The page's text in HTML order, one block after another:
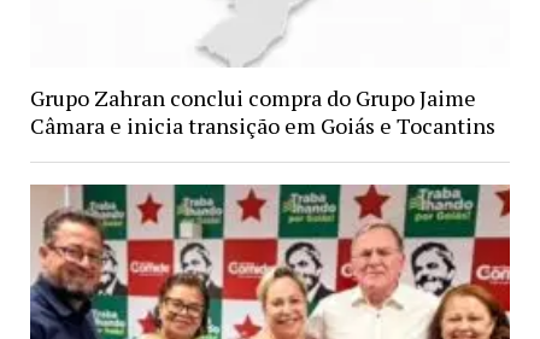
Grupo Zahran conclui compra do Grupo Jaime
Câmara e inicia transição em Goiás e Tocantins